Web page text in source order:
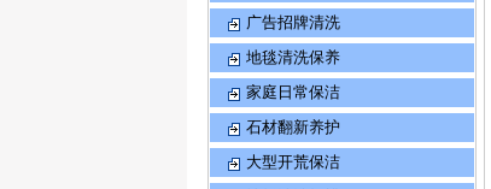
广告招牌清洗
地毯清洗保养
家庭日常保洁
石材翻新养护
大型开荒保洁